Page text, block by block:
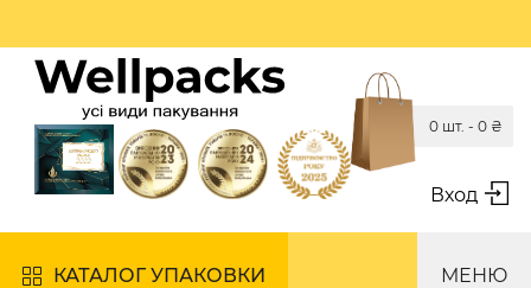
Вход
0 шт. - 0 ₴
КАТАЛОГ УПАКОВКИ МЕНЮ